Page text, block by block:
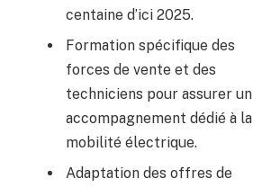
centaine d’ici 2025.
Formation spécifique des
forces de vente et des
techniciens pour assurer un
accompagnement dédié à la
mobilité électrique.
Adaptation des offres de